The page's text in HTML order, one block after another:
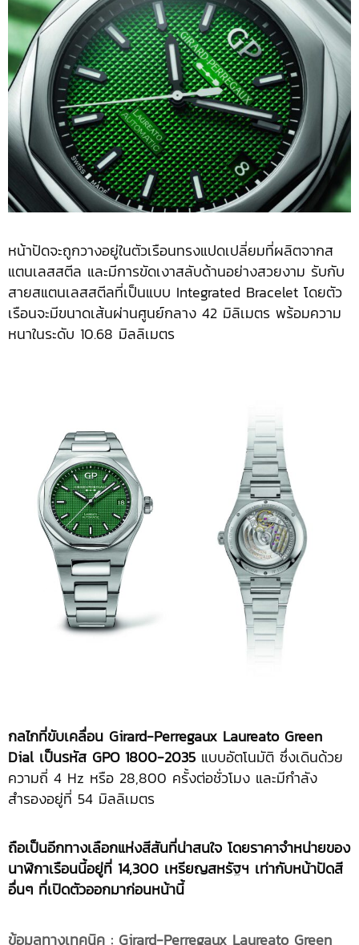
หน้าปัดจะถูกวางอยู่ในตัวเรือนทรงแปดเปลี่ยมที่ผลิตจากส
แตนเลสสตีล และมีการขัดเงาสลับด้านอย่างสวยงาม รับกับ
สายสแตนเลสสตีลที่เป็นแบบ Integrated Bracelet โดยตัว
เรือนจะมีขนาดเส้นผ่านศูนย์กลาง 42 มิลิเมตร พร้อมความ
หนาในระดับ 10.68 มิลลิเมตร
กลไกที่ขับเคลื่อน Girard-Perregaux Laureato Green
Dial เป็นรหัส GPO 1800-2035 แบบอัตโนมัติ ซึ่งเดินด้วย
ความถี่ 4 Hz หรือ 28,800 ครั้งต่อชั่วโมง และมีกำลัง
สำรองอยู่ที่ 54 มิลลิเมตร
ถือเป็นอีกทางเลือกแห่งสีสันที่น่าสนใจ โดยราคาจำหน่ายของ
นาฬิกาเรือนนี้อยู่ที่ 14,300 เหรียญสหรัฐฯ เท่ากับหน้าปัดสี
อื่นๆ ที่เปิดตัวออกมาก่อนหน้านี้
ข้อมูลทางเทคนิค : Girard-Perregaux Laureato Green